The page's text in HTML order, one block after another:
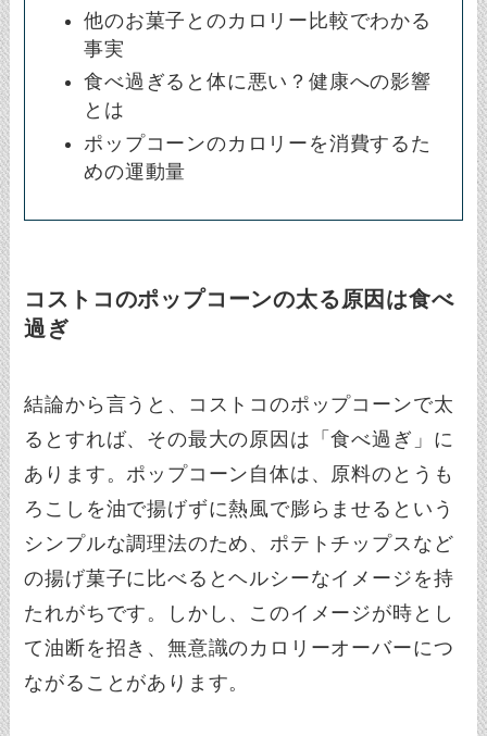
他のお菓子とのカロリー比較でわかる
事実
食べ過ぎると体に悪い？健康への影響
とは
ポップコーンのカロリーを消費するた
めの運動量
コストコのポップコーンの太る原因は食べ
過ぎ
結論から言うと、コストコのポップコーンで太
るとすれば、その最大の原因は「食べ過ぎ」に
あります。ポップコーン自体は、原料のとうも
ろこしを油で揚げずに熱風で膨らませるという
シンプルな調理法のため、ポテトチップスなど
の揚げ菓子に比べるとヘルシーなイメージを持
たれがちです。しかし、このイメージが時とし
て油断を招き、無意識のカロリーオーバーにつ
ながることがあります。